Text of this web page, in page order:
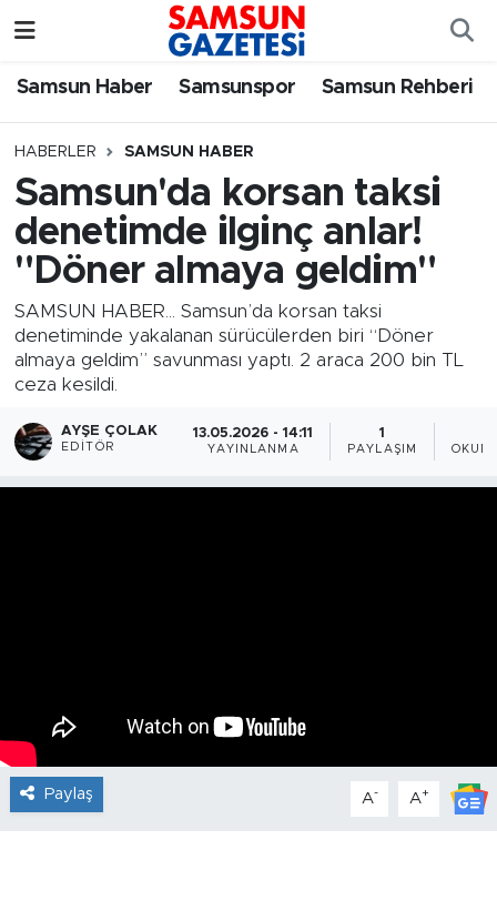
Samsun Haber Samsunspor Samsun Rehberi
HABERLER SAMSUN HABER
Samsun'da korsan taksi
denetimde ilginç anlar!
"Döner almaya geldim"
SAMSUN HABER... Samsun’da korsan taksi
denetiminde yakalanan sürücülerden biri “Döner
almaya geldim” savunması yaptı. 2 araca 200 bin TL
ceza kesildi.
AYŞE ÇOLAK
EDITÖR
13.05.2026 - 14:11
YAYINLANMA
1
PAYLAŞIM
Paylaş A- A+
Samsun Haber
Samsun Rehberi
Resmi İlanlar
Samsun Nöbetçi Eczaneler
SAMSUN Namaz Vakitleri
Samsun Trafik Yoğunluk Haritası
Süper Lig Puan Durumu ve Fikstür
Tüm Manşetler
Son Dakika Haberleri